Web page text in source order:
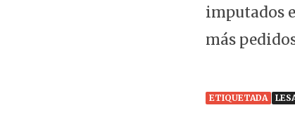
imputados
más
ETIQUETADA